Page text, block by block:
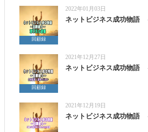
回顧録
2022年01月03日
ネットビジネス成功物語
回顧録
2021年12月27日
ネットビジネス成功物語
2021年12月19日
ネットビジネス成功物語